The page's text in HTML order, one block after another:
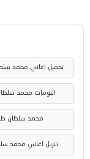
تحميل اغاني محمد
البومات محمد
محمد سلطان
تنزيل اغاني محمد